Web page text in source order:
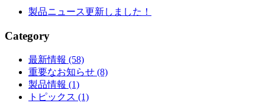
製品ニュース更新しました！
Category
最新情報 (58)
重要なお知らせ (8)
製品情報 (1)
トピックス (1)